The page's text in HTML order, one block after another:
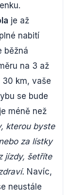
je až
nabití
běžná
na 3 až
30 km, vaše
se bude
méně než
kterou byste
za lístky
jízdy, šetříte
Navíc,
neustále